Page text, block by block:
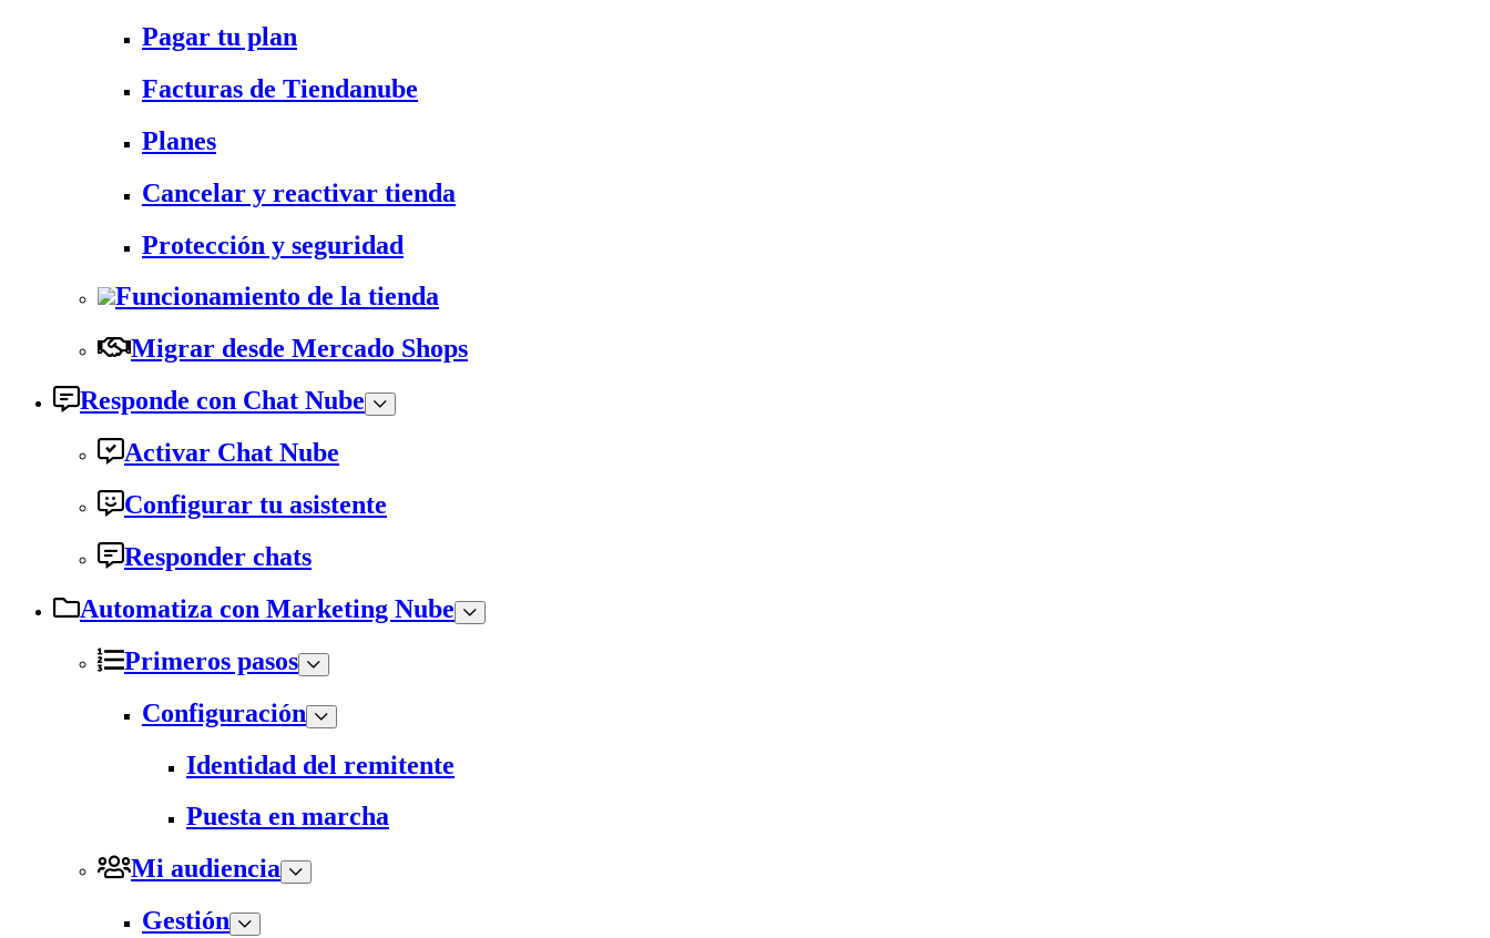
Pagar tu plan
Facturas de Tiendanube
Planes
Cancelar y reactivar tienda
Protección y seguridad
Funcionamiento de la tienda
Migrar desde Mercado Shops
Responde con Chat Nube
Activar Chat Nube
Configurar tu asistente
Responder chats
Automatiza con Marketing Nube
Primeros pasos
Configuración
Identidad del remitente
Puesta en marcha
Mi audiencia
Gestión